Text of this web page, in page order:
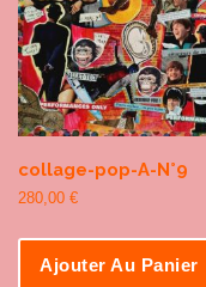
collage-pop-A-N°9
280,00 €
Ajouter Au Panier